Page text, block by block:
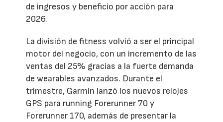
de ingresos y beneficio por acción para
2026.
La división de fitness volvió a ser el principal
motor del negocio, con un incremento de las
ventas del 25% gracias a la fuerte demanda
de wearables avanzados. Durante el
trimestre, Garmin lanzó los nuevos relojes
GPS para running Forerunner 70 y
Forerunner 170, además de presentar la